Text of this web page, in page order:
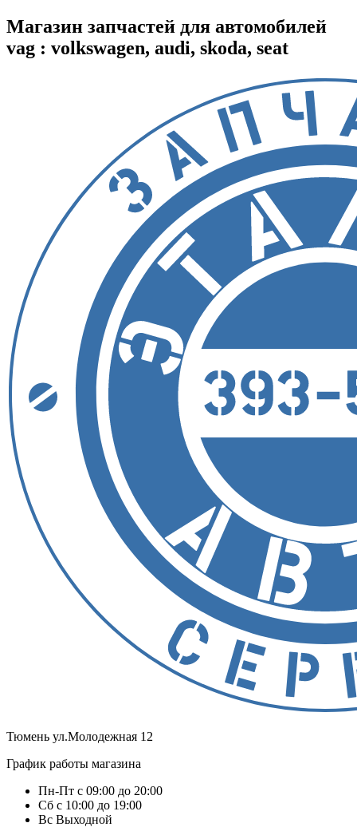
Магазин запчастей для автомобилей
vag : volkswagen, audi, skoda, seat
Тюмень ул.Молодежная 12
График работы магазина
Пн-Пт с 09:00 до 20:00
Сб с 10:00 до 19:00
Вс Выходной